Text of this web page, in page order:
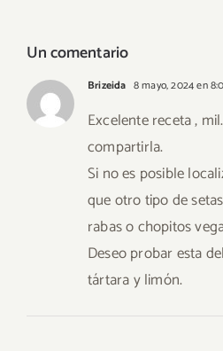
Un comentario
Brizeida 8 mayo, 2024 en
Excelente receta ,
compartirla.
Si no es posible
que otro tipo de
rabas o chopitos
Deseo probar esta
tártara y limón.